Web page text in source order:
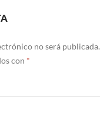
no será publicada.
con *